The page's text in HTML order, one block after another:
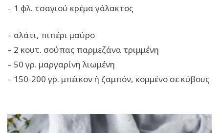
– 1 φλ. τσαγιού κρέμα γάλακτος
– αλάτι, πιπέρι μαύρο
– 2 κουτ. σούπας παρμεζάνα τριμμένη
– 50 γρ. μαργαρίνη λιωμένη
– 150-200 γρ. μπέικον ή ζαμπόν, κομμένο σε κύβους